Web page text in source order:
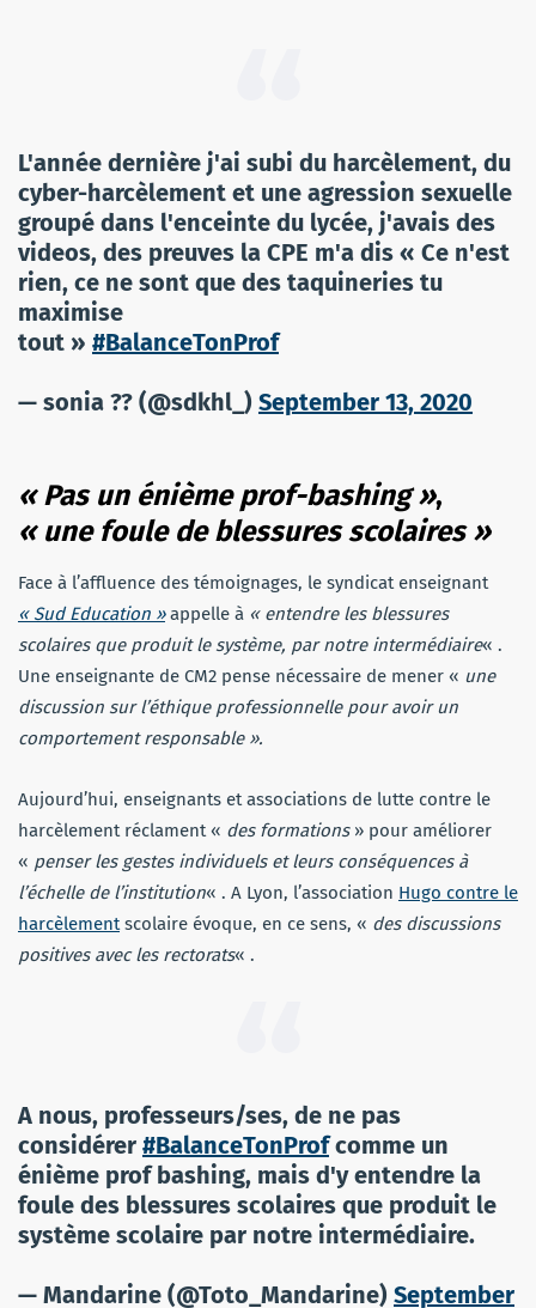
L'année dernière j'ai subi du harcèlement, du
cyber-harcèlement et une agression sexuelle
groupé dans l'enceinte du lycée, j'avais des
videos, des preuves la CPE m'a dis « Ce n'est
rien, ce ne sont que des taquineries tu
maximise
tout » #BalanceTonProf
— sonia ?? (@sdkhl_) September 13, 2020
« Pas un énième prof-bashing »,
« une foule de blessures scolaires »
Face à l’affluence des témoignages, le syndicat enseignant
« Sud Education »appelle à « entendre les blessures
scolaires que produit le système, par notre intermédiaire« .
Une enseignante de CM2 pense nécessaire de mener « une
discussion sur l’éthique professionnelle pour avoir un
comportement responsable ».
Aujourd’hui, enseignants et associations de lutte contre le
harcèlement réclament « des formations» pour améliorer
« penser les gestes individuels et leurs conséquences à
l’échelle de l’institution« . A Lyon, l’association Hugo contre le
harcèlementscolaire évoque, en ce sens, « des discussions
positives avec les rectorats« .
A nous, professeurs/ses, de ne pas
considérer #BalanceTonProfcomme un
énième prof bashing, mais d'y entendre la
foule des blessures scolaires que produit le
système scolaire par notre intermédiaire.
— Mandarine (@Toto_Mandarine) September